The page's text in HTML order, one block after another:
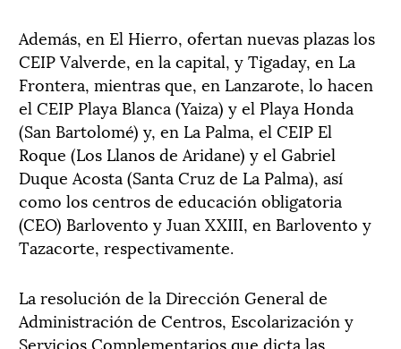
Además, en El Hierro, ofertan nuevas plazas los
CEIP Valverde, en la capital, y Tigaday, en La
Frontera, mientras que, en Lanzarote, lo hacen
el CEIP Playa Blanca (Yaiza) y el Playa Honda
(San Bartolomé) y, en La Palma, el CEIP El
Roque (Los Llanos de Aridane) y el Gabriel
Duque Acosta (Santa Cruz de La Palma), así
como los centros de educación obligatoria
(CEO) Barlovento y Juan XXIII, en Barlovento y
Tazacorte, respectivamente.
La resolución de la Dirección General de
Administración de Centros, Escolarización y
Servicios Complementarios que dicta las